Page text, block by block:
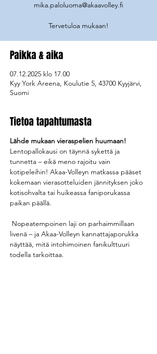
mika.paloluoma@akaavolley.fi
Tervetuloa mukaan!
Paikka & aika
07.12.2025 klo 17.00
Kyy York Areena, Koulutie 5, 43700 Kyyjärvi,
Suomi
Tietoa tapahtumasta
Lähde mukaan vieraspelien huumaan!
Lentopallokausi on täynnä sykettä ja
tunnetta – eikä meno rajoitu vain
kotipeleihin! Akaa-Volleyn matkassa pääset
kokemaan vierasotteluiden jännityksen joko
kotisohvalta tai huikeassa faniporukassa
paikan päällä.
livenä – ja Akaa-Volleyn kannattajaporukka
näyttää, mitä intohimoinen fanikulttuuri
todella tarkoittaa.